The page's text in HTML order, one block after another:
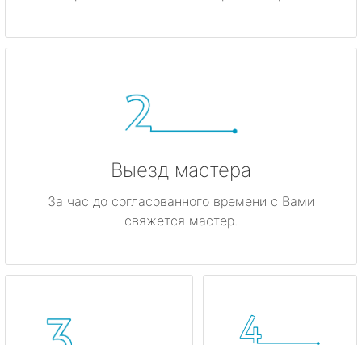
Выезд мастера
За час до согласованного времени с Вами
свяжется мастер.